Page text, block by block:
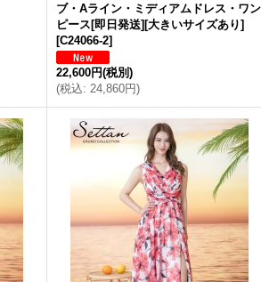
ブ・Aライン・ミディアムドレス・ワン
ピース[即日発送][大きいサイズあり]
[C24066-2]
22,600円(税別)
(税込: 24,860円)